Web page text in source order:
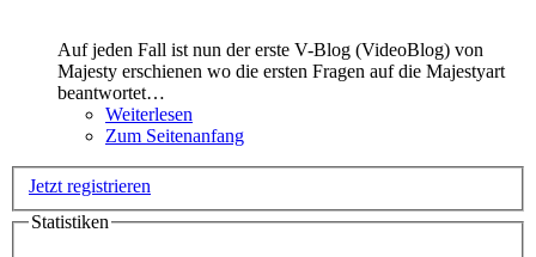
Auf jeden Fall ist nun der erste V-Blog (VideoBlog) von
Majesty erschienen wo die ersten Fragen auf die Majestyart
beantwortet…
Weiterlesen
Zum Seitenanfang
Jetzt registrieren
Statistiken